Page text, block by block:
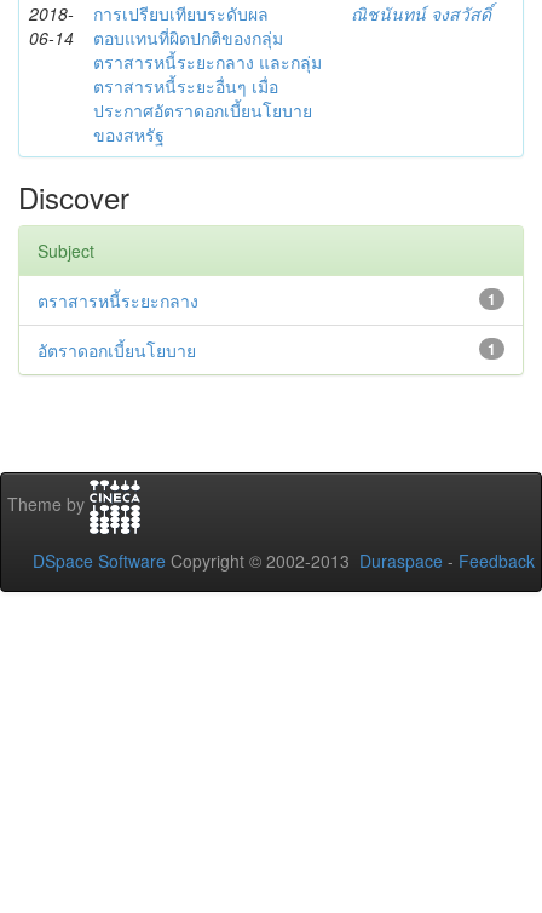
2018-
06-14
การเปรียบเทียบระดับผล
ตอบแทนที่ผิดปกติของกลุ่ม
ตราสารหนี้ระยะกลาง และกลุ่ม
ตราสารหนี้ระยะอื่นๆ เมื่อ
ประกาศอัตราดอกเบี้ยนโยบาย
ของสหรัฐ
ณิชนันทน์ จงสวัสดิ์
Discover
Subject
1
ตราสารหนี้ระยะกลาง
1
อัตราดอกเบี้ยนโยบาย
Theme by
DSpace Software Copyright © 2002-2013 Duraspace - Feedback